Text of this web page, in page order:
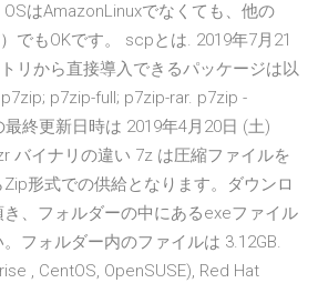
はAmazonLinuxでなくても、他の
でもOKです。 scpとは. 2019年7月21
リから直接導入できるパッケージは以
p7zip-full; p7zip-rar. p7zip -
終更新日時は 2019年4月20日 (土)
バイナリの違い 7z は圧縮ファイルを
形式での供給となります。ダウンロ
、フォルダーの中にあるexeファイル
フォルダー内のファイルは 3.12GB.
, CentOS, OpenSUSE), Red Hat